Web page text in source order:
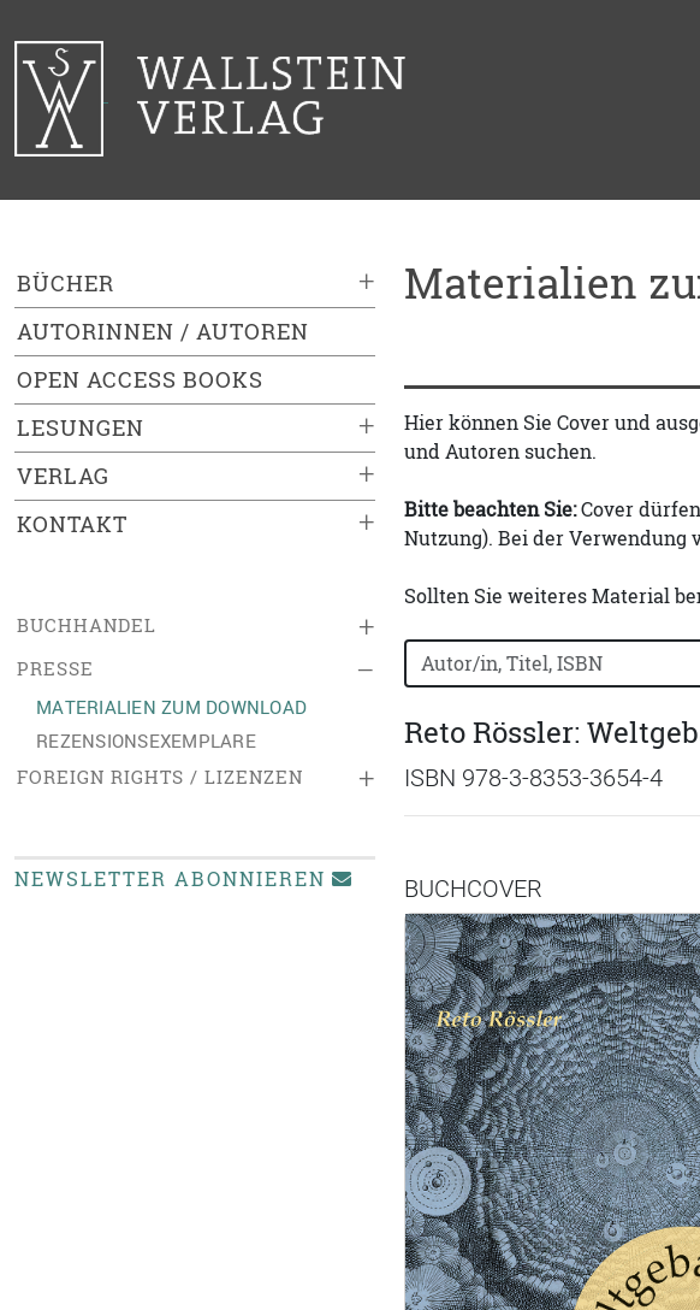
+
BÜCHER
AUTORINNEN / AUTOREN
OPEN ACCESS BOOKS
+
LESUNGEN
+
VERLAG
+
KONTAKT
+
BUCHHANDEL
–
PRESSE
MATERIALIEN ZUM DOWNLOAD
REZENSIONSEXEMPLARE
+
FOREIGN RIGHTS / LIZENZEN
NEWSLETTER ABONNIEREN
Materialien
Hier können Sie Cover und
und Autoren suchen.
Bitte beachten Sie:Cover
Nutzung). Bei der Verwendung
Sollten Sie weiteres Material
Bücher nach Buchtitel,
Reto Rössler:
ISBN 978-3-8353-3654-4
BUCHCOVER